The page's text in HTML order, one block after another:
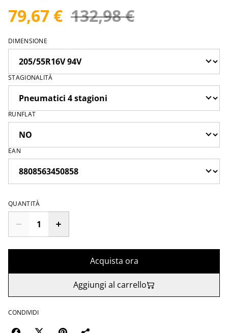
79,67 € 132,98 €
DIMENSIONE
STAGIONALITÀ
RUNFLAT
EAN
QUANTITÀ
Acquista ora
Aggiungi al carrello
CONDIVIDI